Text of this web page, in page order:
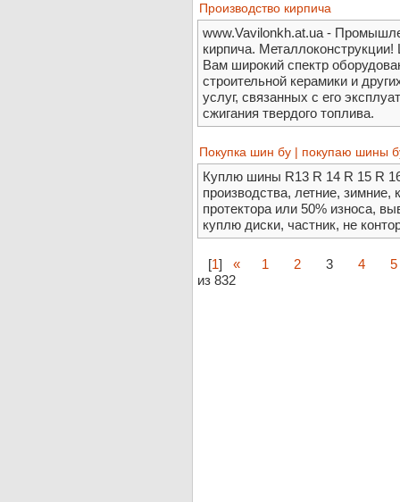
Производство кирпича
www.Vavilonkh.at.ua -
кирпича.
Вам широкий спектр
строительной керамики и
услуг, связанных с его
сжигания твердого топлива.
Покупка шин бу | покупаю шины
Куплю шины R13 R 14 R 15 R
производства, летние,
протектора или 50% износа,
куплю диски, частник, не
[1] « 1 2 3 4
5
из 832